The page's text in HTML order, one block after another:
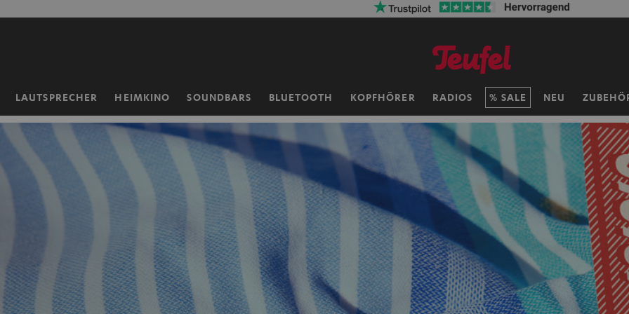
LAUTSPRECHER HEIMKINO SOUNDBARS BLUETOOTH KOPFHÖRER RADIOS SALE NEU
Startseite